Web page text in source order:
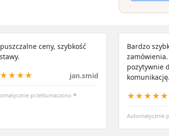
ceny, szybkość
jan.smid
przetłumaczono +
Bardzo
pozytywnie
komunikację.
★★★★★
Automatycznie